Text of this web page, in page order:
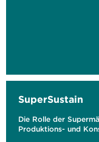
SuperSustain
Die Rolle der
Produktions- und